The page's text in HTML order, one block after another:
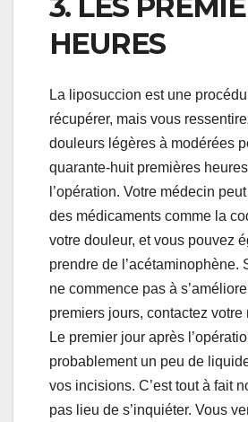
HEURES
La liposuccion est une
récupérer, mais vous
douleurs légères à modérées
quarante-huit premières
l’opération. Votre médecin
des médicaments comme la
votre douleur, et vous pouvez
prendre de l’acétaminophène.
ne commence pas à
premiers jours, contactez votre
Le premier jour après
probablement un peu de
vos incisions. C’est tout à fait
pas lieu de s’inquiéter. Vous